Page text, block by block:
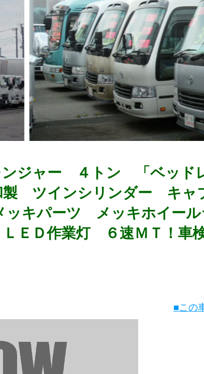
ジャー ４トン 「ベッド
製 ツインシリンダー キャ
ッキパーツ メッキホイー
Ｄ作業灯 ６速ＭＴ！車検
■この